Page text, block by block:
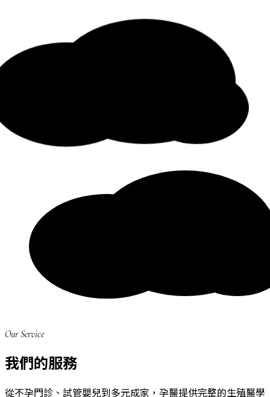
Our Service
我們的服務
從不孕門診、試管嬰兒到多元成家，孕醫提供完整的生殖醫學